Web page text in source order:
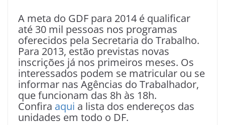
A meta do GDF para 2014 é qualificar
até 30 mil pessoas nos programas
oferecidos pela Secretaria do Trabalho.
Para 2013, estão previstas novas
inscrições já nos primeiros meses. Os
interessados podem se matricular ou se
informar nas Agências do Trabalhador,
que funcionam das 8h às 18h.
Confira aqui a lista dos endereços das
unidades em todo o DF.